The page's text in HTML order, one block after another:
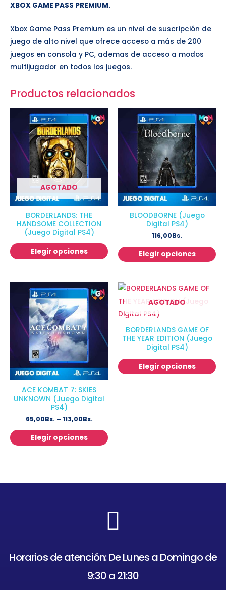
XBOX GAME PASS PREMIUM.
Xbox Game Pass Premium es un nivel de suscripción de
juego de alto nivel que ofrece acceso a más de 200
juegos en consola y PC, ademas de acceso a modos
multijugador en todos los juegos.
Productos relacionados
AGOTADO
BORDERLANDS: THE
HANDSOME COLLECTION
(Juego Digital PS4)
Elegir opciones
BLOODBORNE (Juego
Digital PS4)
116,00Bs.
Elegir opciones
ACE KOMBAT 7: SKIES
UNKNOWN (Juego Digital
PS4)
65,00Bs. – 113,00Bs.
Elegir opciones
AGOTADO
BORDERLANDS GAME OF
THE YEAR EDITION (Juego
Digital PS4)
Elegir opciones
Horarios de atención: De Lunes a Domingo de
9:30 a 21:30